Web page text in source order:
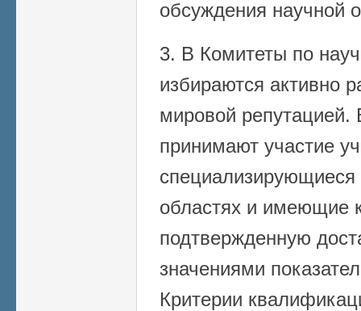
обсуждения научной
3. В Комитеты по
избираются активно
мировой репутацией.
принимают участие
специализирующиеся
областях и имеющие
подтвержденную
значениями
Критерии